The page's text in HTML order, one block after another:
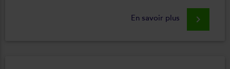
En savoir plus keyboard_arrow_right